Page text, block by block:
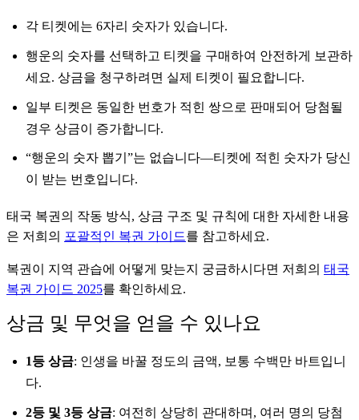
각 티켓에는 6자리 숫자가 있습니다.
행운의 숫자를 선택하고 티켓을 구매하여 안전하게 보관하
세요. 상금을 청구하려면 실제 티켓이 필요합니다.
일부 티켓은 동일한 번호가 적힌 쌍으로 판매되어 당첨될
경우 상금이 증가합니다.
“행운의 숫자 뽑기”는 없습니다—티켓에 적힌 숫자가 당신
이 받는 번호입니다.
태국 복권의 작동 방식, 상금 구조 및 규칙에 대한 자세한 내용
은 저희의 포괄적인 복권 가이드를 참고하세요.
복권이 지역 관습에 어떻게 맞는지 궁금하시다면 저희의 태국
복권 가이드 2025를 확인하세요.
상금 및 무엇을 얻을 수 있나요
1등 상금: 인생을 바꿀 정도의 금액, 보통 수백만 바트입니
다.
2등 및 3등 상금: 여전히 상당히 관대하며, 여러 명의 당첨